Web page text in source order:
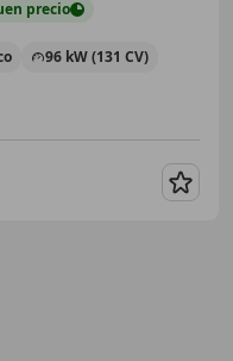
precio
96 kW (131 CV)